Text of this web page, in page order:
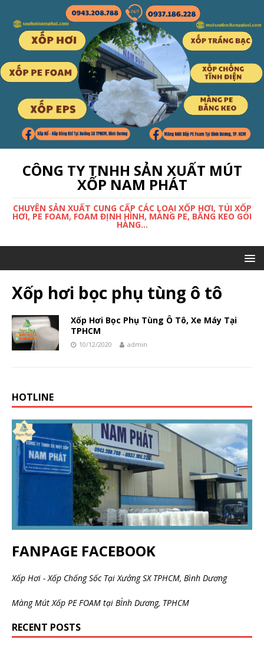
CÔNG TY TNHH SẢN XUẤT MÚT
XỐP NAM PHÁT
CHUYÊN SẢN XUẤT CUNG CẤP CÁC LOẠI XỐP HƠI, TÚI XỐP
HƠI, PE FOAM, FOAM ĐỊNH HÌNH, MÀNG PE, BĂNG KEO GÓI
HÀNG...
Xốp hơi bọc phụ tùng ô tô
Xốp Hơi Bọc Phụ Tùng Ô Tô, Xe Máy Tại
TPHCM
10/12/2020 admin
HOTLINE
FANPAGE FACEBOOK
Xốp Hơi - Xốp Chống Sốc Tại Xưởng SX TPHCM, Bình Dương
Màng Mút Xốp PE FOAM tại BÌnh Dương, TPHCM
RECENT POSTS